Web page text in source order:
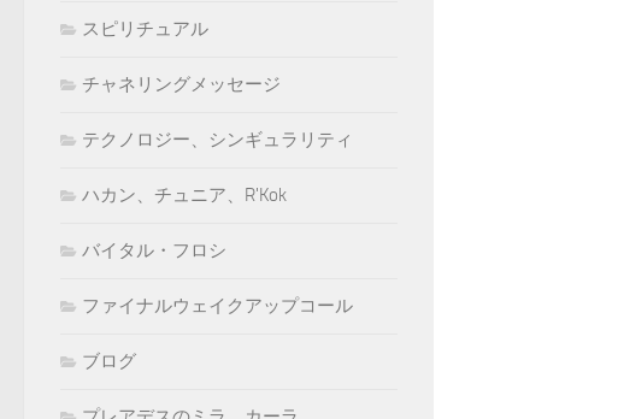
スピリチュアル
チャネリングメッセージ
テクノロジー、シンギュラリティ
ハカン、チュニア、R'Kok
バイタル・フロシ
ファイナルウェイクアップコール
ブログ